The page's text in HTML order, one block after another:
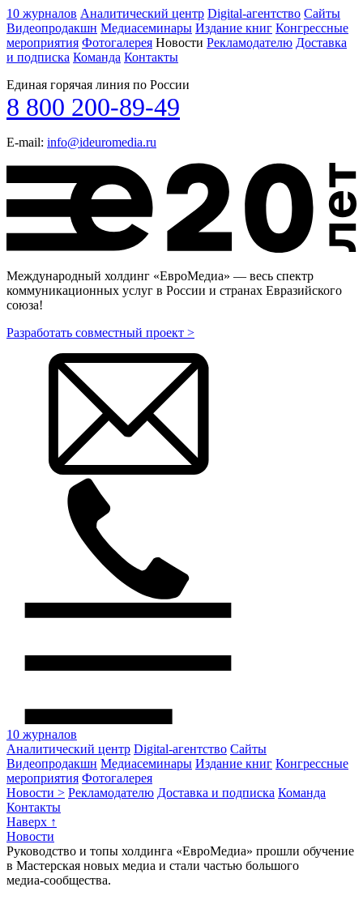
10 журналов Аналитический центр Digital-агентство Сайты
Видеопродакшн Медиасеминары Издание книг Конгрессные
мероприятия Фотогалерея Новости Рекламодателю Доставка
и подписка Команда Контакты
Единая горячая линия по России
8 800 200-89-49
E-mail: info@ideuromedia.ru
Международный холдинг «ЕвроМедиа» — весь спектр
коммуникационных услуг в России и странах Евразийского
союза!
Разработать совместный проект >
10 журналов
Аналитический центр Digital-агентство Сайты
Видеопродакшн Медиасеминары Издание книг Конгрессные
мероприятия Фотогалерея
Новости > Рекламодателю Доставка и подписка Команда
Контакты
Наверх ↑
Новости
Руководство и топы холдинга «ЕвроМедиа» прошли обучение
в Мастерская новых медиа и стали частью большого
медиа‑сообщества.